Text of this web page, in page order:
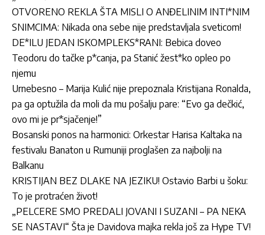
OTVORENO REKLA ŠTA MISLI O ANĐELINIM INTI*NIM
SNIMCIMA: Nikada ona sebe nije predstavljala sveticom!
DE*ILU JEDAN ISKOMPLEKS*RANI: Bebica doveo
Teodoru do tačke p*canja, pa Stanić žest*ko opleo po
njemu
Urnebesno – Marija Kulić nije prepoznala Kristijana Ronalda,
pa ga optužila da moli da mu pošalju pare: “Evo ga dečkić,
ovo mi je pr*sjačenje!”
Bosanski ponos na harmonici: Orkestar Harisa Kaltaka na
festivalu Banaton u Rumuniji proglašen za najbolji na
Balkanu
KRISTIJAN BEZ DLAKE NA JEZIKU! Ostavio Barbi u šoku:
To je protraćen život!
„PELCERE SMO PREDALI JOVANI I SUZANI – PA NEKA
SE NASTAVI“ Šta je Davidova majka rekla još za Hype TV!